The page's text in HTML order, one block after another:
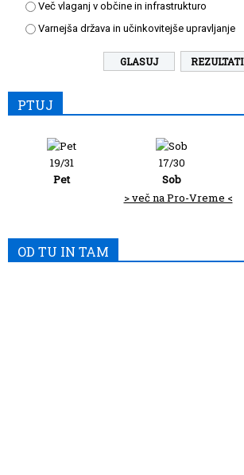
Več vlaganj v občine in infrastrukturo
Varnejša država in učinkovitejše upravljanje
REZULTATI
PTUJ
19/31
Pet
17/30
Sob
> več na Pro-Vreme <
OD TU IN TAM